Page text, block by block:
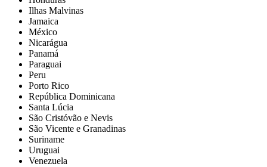
Ilhas Malvinas
Jamaica
México
Nicarágua
Panamá
Paraguai
Peru
Porto Rico
República Dominicana
Santa Lúcia
São Cristóvão e Nevis
São Vicente e Granadinas
Suriname
Uruguai
Venezuela